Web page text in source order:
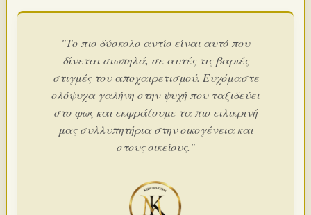
"Το πιο δύσκολο αντίο είναι αυτό που
δίνεται σιωπηλά, σε αυτές τις βαριές
στιγμές του αποχαιρετισμού. Ευχόμαστε
ολόψυχα γαλήνη στην ψυχή που ταξιδεύει
στο φως και εκφράζουμε τα πιο ειλικρινή
μας συλλυπητήρια στην οικογένεια και
στους οικείους."